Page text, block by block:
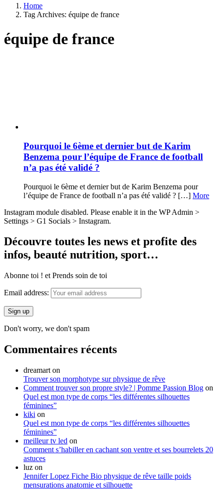
Home
Tag Archives: équipe de france
équipe de france
Pourquoi le 6ème et dernier but de Karim
Benzema pour l’équipe de France de football
n’a pas été validé ?
Pourquoi le 6ème et dernier but de Karim Benzema pour
l’équipe de France de football n’a pas été validé ? […] More
Instagram module disabled. Please enable it in the WP Admin >
Settings > G1 Socials > Instagram.
Découvre toutes les news et profite des
infos, beauté nutrition, sport…
Abonne toi ! et Prends soin de toi
Email address:
Don't worry, we don't spam
Commentaires récents
dreamart on
Trouver son morphotype sur physique de rêve
Comment trouver son propre style? | Pomme Passion Blog on
Quel est mon type de corps “les différentes silhouettes
féminines”
kiki on
Quel est mon type de corps “les différentes silhouettes
féminines”
meilleur tv led on
Comment s’habiller en cachant son ventre et ses bourrelets 20
astuces
luz on
Jennifer Lopez Fiche Bio physique de rêve taille poids
mensurations anatomie et silhouette